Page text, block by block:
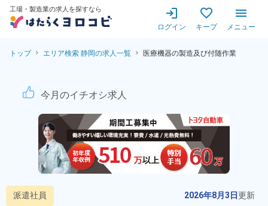
工場・製造業の求人を探すなら
ログイン キープ メニュー
トップ エリア検索 静岡の求人一覧 医療機器の製造及び付随作業
医療機器の製造及び付随作
今月のイチオシ求人
派遣社員 2026年8月3日更新